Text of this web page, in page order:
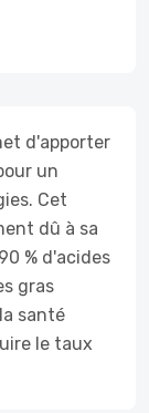
d'apporter
un
Cet
dû à sa
% d'acides
gras
santé
le taux